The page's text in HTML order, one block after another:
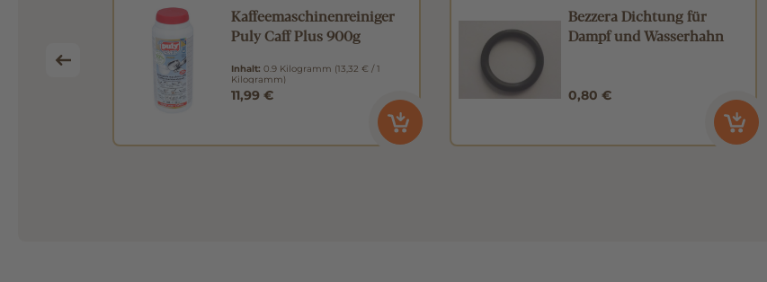
Kaffeemaschinenreiniger
Puly Caff Plus 900g
Inhalt: 0.9 Kilogramm (13,32 € / 1
Kilogramm)
11,99 €
Bezzera Dichtung für
Dampf und Wasserhahn
0,80 €